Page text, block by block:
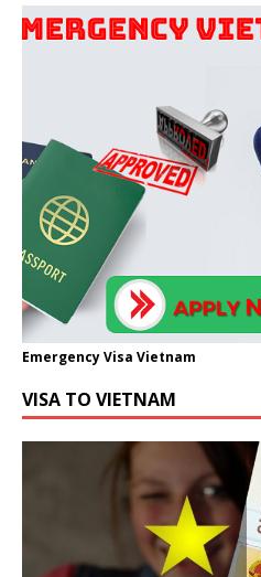
Emergency Visa Vietnam
VISA TO VIETNAM